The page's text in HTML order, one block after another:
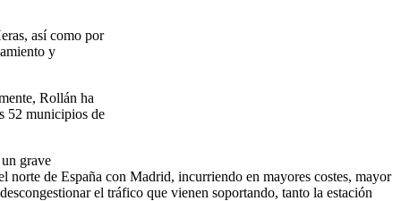
así como por
y
Rollán ha
52 municipios de
grave
norte de España con Madrid, incurriendo en mayores costes, mayor
el tráfico que vienen soportando, tanto la estación